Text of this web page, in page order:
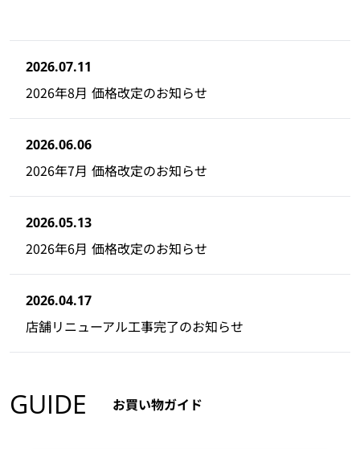
2026.07.11
2026年8月 価格改定のお知らせ
2026.06.06
2026年7月 価格改定のお知らせ
2026.05.13
2026年6月 価格改定のお知らせ
2026.04.17
店舗リニューアル工事完了のお知らせ
GUIDE お買い物ガイド